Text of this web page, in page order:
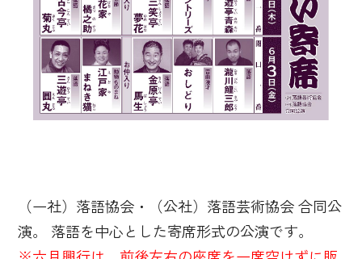
（一社）落語協会・（公社）落語芸術協会 合同公
演。 落語を中心とした寄席形式の公演です。